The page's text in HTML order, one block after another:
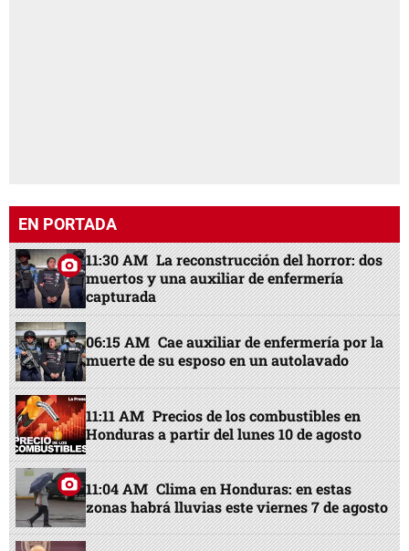
EN PORTADA
11:30 AM La reconstrucción del horror: dos
muertos y una auxiliar de enfermería
capturada
06:15 AM Cae auxiliar de enfermería por la
muerte de su esposo en un autolavado
11:11 AM Precios de los combustibles en
Honduras a partir del lunes 10 de agosto
11:04 AM Clima en Honduras: en estas
zonas habrá lluvias este viernes 7 de agosto